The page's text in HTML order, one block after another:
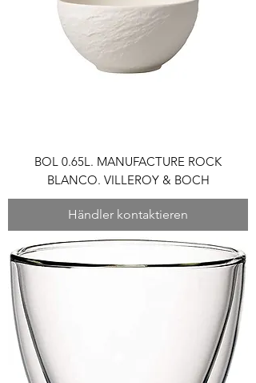
BOL 0.65L. MANUFACTURE ROCK
BLANCO. VILLEROY & BOCH
Händler kontaktieren